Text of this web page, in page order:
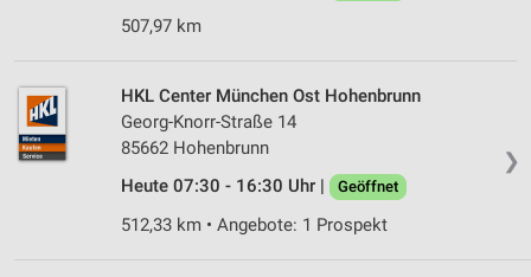
507,97 km
❯
HKL Center München Ost Hohenbrunn
Georg-Knorr-Straße 14
85662 Hohenbrunn
Heute 07:30 - 16:30 Uhr |
Geöffnet
512,33 km • Angebote: 1 Prospekt
Messung der Werbeleistung
Analyse von Zielgruppen durch Statistiken oder
Kombinationen von Daten aus verschiedenen
Quellen
Entwicklung und Verbesserung der Angebote